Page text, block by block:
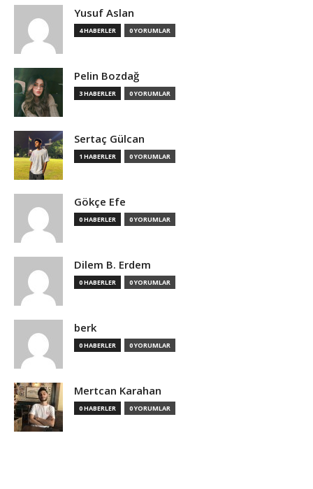
Yusuf Aslan
4 HABERLER 0 YORUMLAR
Pelin Bozdağ
3 HABERLER 0 YORUMLAR
Sertaç Gülcan
1 HABERLER 0 YORUMLAR
Gökçe Efe
0 HABERLER 0 YORUMLAR
Dilem B. Erdem
0 HABERLER 0 YORUMLAR
berk
0 HABERLER 0 YORUMLAR
Mertcan Karahan
0 HABERLER 0 YORUMLAR